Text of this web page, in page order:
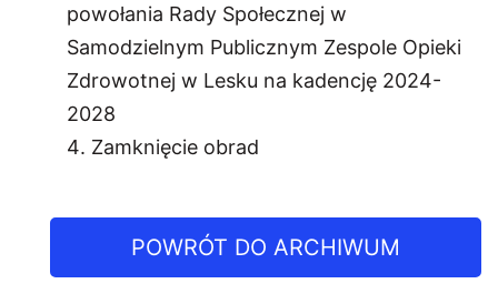
powołania Rady Społecznej w
Samodzielnym Publicznym Zespole Opieki
Zdrowotnej w Lesku na kadencję 2024-
2028
Zamknięcie obrad
POWRÓT DO ARCHIWUM